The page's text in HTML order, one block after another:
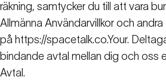
räkning, samtycker du till att vara
Allmänna Användarvillkor och
på https://spacetalk.co.Your.
bindande avtal mellan dig och oss
Avtal.